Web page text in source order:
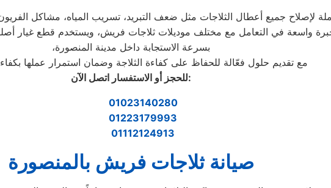
لإصلاح جميع أعطال الثلاجات مثل ضعف التبريد، تسريب المياه، مشاكل الفريون
واسعة في التعامل مع مختلف موديلات ثلاجات فريش، ويستخدم قطع غيار
بسرعة الاستجابة داخل مدينة المنصورة،
مع تقديم حلول فعّالة للحفاظ على كفاءة الثلاجة وضمان استمرار عملها
للحجز أو الاستفسار اتصل الآن:
01023140280
01223179993
01112124913
صيانة ثلاجات فريش بالمنصورة